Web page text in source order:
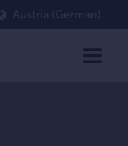
Austria (German)